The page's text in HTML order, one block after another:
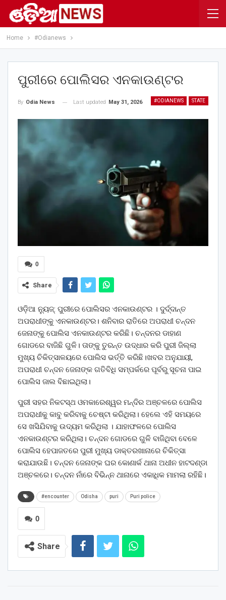
Home #Odianews
ପୁରୀରେ ପୋଲିସର ଏନକାଉଣ୍ଟର
#ODIANEWS STATE
By Odia News Last updated May 31, 2026
0
Share
ଓଡ଼ିଆ ନ୍ୟୁଜ୍: ପୁରୀରେ ପୋଲିସର ଏନକାଉଣ୍ଟର । ଦୁର୍ଦ୍ଦାନ୍ତ
ଅପରାଧୀଙ୍କୁ ଏନକାଉଣ୍ଟର। ଶନିବାର ରାତିରେ ଅପରାଧୀ ଚନ୍ଦନ
ଜେନାଙ୍କୁ ପୋଲିସ ଏନକାଉଣ୍ଟର କରିଛି। ଚନ୍ଦନର ଡାହାଣ
ଗୋଡରେ ବାଜିଛି ଗୁଳି। ତାଙ୍କୁ ତୁରନ୍ତ ଉଦ୍ଧାର କରି ପୁରୀ ଜିଲ୍ଲା
ମୁଖ୍ୟ ଚିକିତ୍ସାଳୟରେ ପୋଲିସ ଭର୍ତ୍ତି କରିଛି।ଖବର ଅନୁଯାୟୀ,
ଅପରାଧୀ ଚନ୍ଦନ ଜେନାଙ୍କ ଗତିବିଧି ସମ୍ପର୍କରେ ପୂର୍ବରୁ ସୂଚନା ପାଇ
ପୋଲିସ ଜାଲ ବିଛାଇଥିଲା।
ପୁରୀ ସହର ନିକଟସ୍ଥ ଓମକାରେଶ୍ୱର ମନ୍ଦିର ଅଞ୍ଚଳରେ ପୋଲିସ
ଅପରାଧୀକୁ କାବୁ କରିବାକୁ ଚେଷ୍ଟା କରିଥିଲା। ହେଲେ ଏହି ସମୟରେ
ସେ ଖସିଯିବାକୁ ଉଦ୍ୟମ କରିଥିଲା । ଯାହାଫଳରେ ପୋଲିସ
ଏନକାଉଣ୍ଟର କରିଥିଲା। ଚନ୍ଦନ ଗୋଡରେ ଗୁଳି ବାଜିଥିବା ବେଳେ
ପୋଲିସ ହେପାଜତରେ ପୁରୀ ମୁଖ୍ୟ ଡାକ୍ତରଖାନାରେ ଚିକିତ୍ସା
କରାଯାଉଛି। ଚନ୍ଦନ ଜେନାଙ୍କ ଘର କୋଣାର୍କ ଥାନା ଅଧୀନ ହାଟଦଣ୍ଡା
ଅଞ୍ଚଳରେ। ଚନ୍ଦନ ନାଁରେ ବିଭିନ୍ନ ଥାନାରେ ଏକାଧିକ ମାମଲା ରହିଛି।
#encounter Odisha puri Puri police
0
Share